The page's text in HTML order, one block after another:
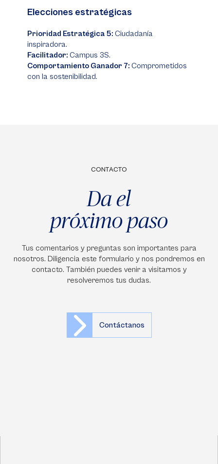
Elecciones estratégicas
Prioridad Estratégica 5: Ciudadanía
inspiradora.
Facilitador: Campus 3S.
Comportamiento Ganador 7: Comprometidos
con la sostenibilidad.
CONTACTO
Da el
próximo paso
Tus comentarios y preguntas son importantes para
nosotros. Diligencia este formulario y nos pondremos en
contacto. También puedes venir a visitarnos y
resolveremos tus dudas.
Contáctanos